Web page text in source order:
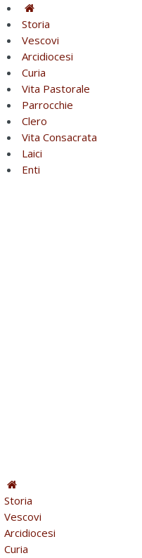
Storia
Vescovi
Arcidiocesi
Curia
Vita Pastorale
Parrocchie
Clero
Vita Consacrata
Laici
Enti
Storia
Vescovi
Arcidiocesi
Curia